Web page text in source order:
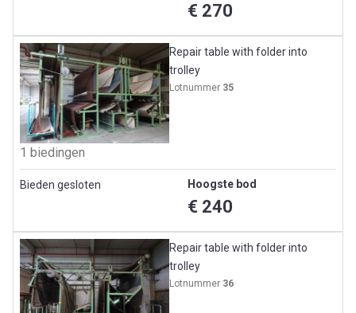
€ 270
Repair table with folder into
trolley
Lotnummer 35
1 biedingen
Bieden gesloten Hoogste bod
€ 240
Repair table with folder into
trolley
Lotnummer 36